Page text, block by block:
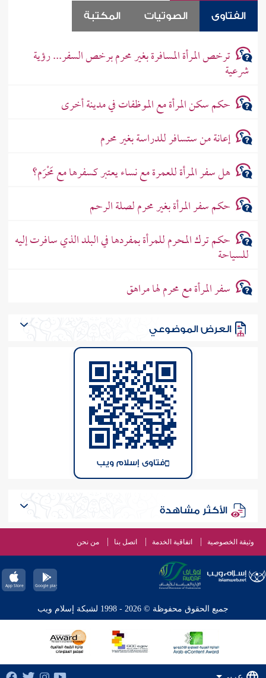
الفتاوى الصوتيات المكتبة
ترخص المرأة المسافرة بغير محرم برخص السفر... رؤية
شرعية
حكم سكن المرأة مع الموظفات في مدينة أخرى
إعانة من ستسافر للدراسة بغير محرم
هل سفر المرأة للعمرة مع نساء يعتبر كسفرها مع مَحْرَم؟
حكم سفر المرأة بغير محرم لصلة الرحم
حكم ترك المحرم للمرأة بمفردها في البلد الذي سافرت إليه
للسياحة
سفر المرأة مع محرم لها مراهق
العرض الموضوعي
فتاوى إسلام ويب
الأكثر مشاهدة
وثيقة الخصوصية اتفاقية الخدمة اتصل بنا من نحن
جميع الحقوق محفوظة © 2026 - 1998 لشبكة إسلام ويب